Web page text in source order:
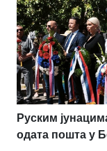
Руским
одата пошта у